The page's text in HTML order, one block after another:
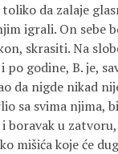
da zalaje
igrali. On sebe
skrasiti. Na
po godine, B. je,
da nigde nikad
sa svima njima,
boravak u
mišića koje će